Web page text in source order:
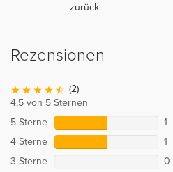
zurück.
Rezensionen
(2)
4,5 von 5 Sternen
5 Sterne
1
4 Sterne
1
3 Sterne
0